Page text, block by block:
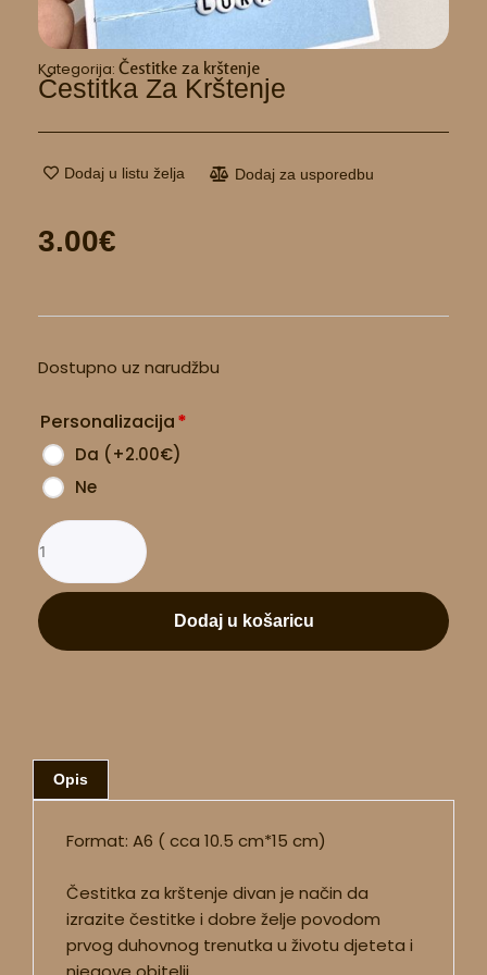
Kategorija: Čestitke za krštenje
Čestitka Za Krštenje
Dodaj u listu želja Dodaj za usporedbu
3.00€
Dostupno uz narudžbu
Personalizacija*
Da (+2.00€)
Ne
za
količina
Dodaj u košaricu
Opis
Format: A6 ( cca 10.5 cm*15 cm)
Čestitka za krštenje divan je način da
izrazite čestitke i dobre želje povodom
prvog duhovnog trenutka u životu djeteta i